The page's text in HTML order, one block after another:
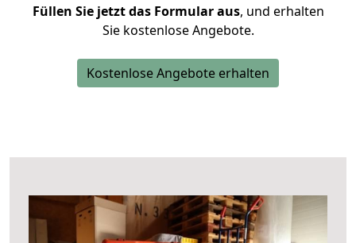
Füllen Sie jetzt das Formular aus, und erhalten
Sie kostenlose Angebote.
Kostenlose Angebote erhalten